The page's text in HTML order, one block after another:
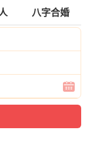
八字合婚